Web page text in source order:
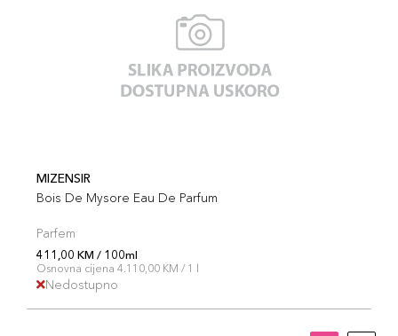
MIZENSIR
Bois De Mysore Eau De Parfum
Parfem
411,00 KM / 100ml
Osnovna cijena 4.110,00 KM / 1 l
Nedostupno